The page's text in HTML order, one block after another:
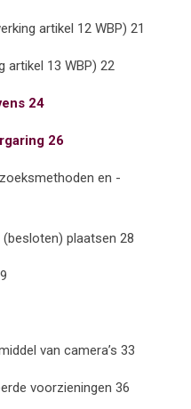
artikel 12 WBP) 21
artikel 13 WBP) 22
24
26
en -
plaatsen 28
van camera’s 33
voorzieningen 36